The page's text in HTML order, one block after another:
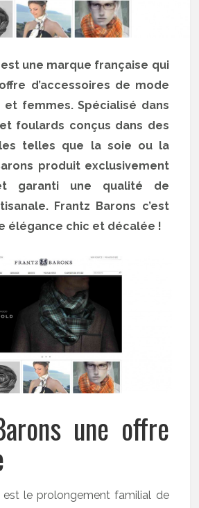
est une marque française qui
d’accessoires de mode
et femmes. Spécialisé dans
foulards conçus dans des
telles que la soie ou la
produit exclusivement
garanti une qualité de
Frantz Barons c’est
élégance chic et décalée !
une offre
est le prolongement familial de